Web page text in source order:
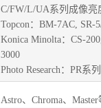
C/FW/L/UA系列成像亮
Topcon：BM-7AC, SR-
Konica Minolta：CS-
3000
Photo Research：PR系列
Astro、Chroma、